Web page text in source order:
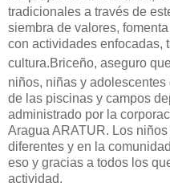
tradicionales a través de
siembra de valores,
con actividades enfocadas,
cultura.Briceño, aseguro
niños, niñas y
de las piscinas y campos
administrado por la
Aragua ARATUR. Los
diferentes y en la
eso y gracias a todos los
actividad.